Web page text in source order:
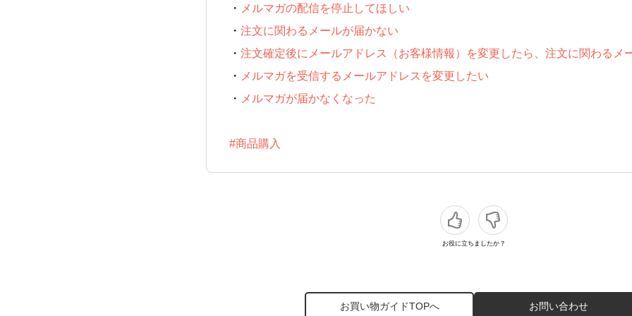
・ メルマガの配信を停止してほしい
・ 注文に関わるメールが届かない
・ 注文確定後にメールアドレス（お客様情報）を変更したら、注文に関わるメ
・ メルマガを受信するメールアドレスを変更したい
・ メルマガが届かなくなった
#商品購入
お役に立ちましたか？
お買い物ガイドTOPへ お問い合わせ